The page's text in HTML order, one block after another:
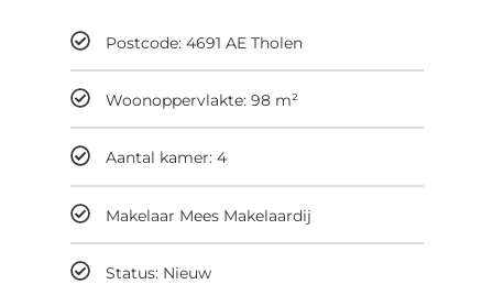
Postcode: 4691 AE Tholen
Woonoppervlakte: 98 m²
Aantal kamer: 4
Makelaar Mees Makelaardij
Status: Nieuw